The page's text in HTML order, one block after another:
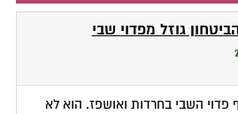
גוזל מפדוי שבי
פדוי השבי בחרדות ואושפז. הוא לא